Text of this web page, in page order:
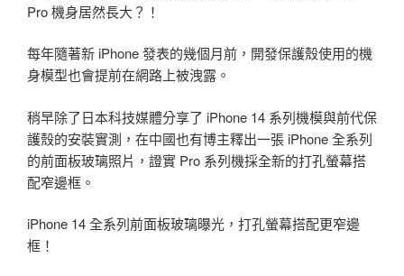
Pro 機身居然長大？！
每年隨著新 iPhone 發表的幾個月前，開發保護殼使用的機
身模型也會提前在網路上被洩露。
稍早除了日本科技媒體分享了 iPhone 14 系列機模與前代保
護殼的安裝實測，在中國也有博主釋出一張 iPhone 全系列
的前面板玻璃照片，證實 Pro 系列機採全新的打孔螢幕搭
配窄邊框。
iPhone 14 全系列前面板玻璃曝光，打孔螢幕搭配更窄邊
框！